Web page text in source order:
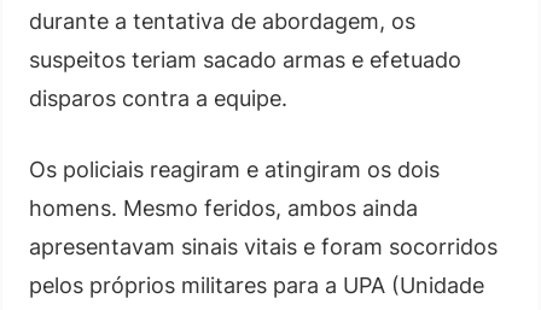
durante a tentativa de abordagem, os
suspeitos teriam sacado armas e efetuado
disparos contra a equipe.
Os policiais reagiram e atingiram os dois
homens. Mesmo feridos, ambos ainda
apresentavam sinais vitais e foram socorridos
pelos próprios militares para a UPA (Unidade